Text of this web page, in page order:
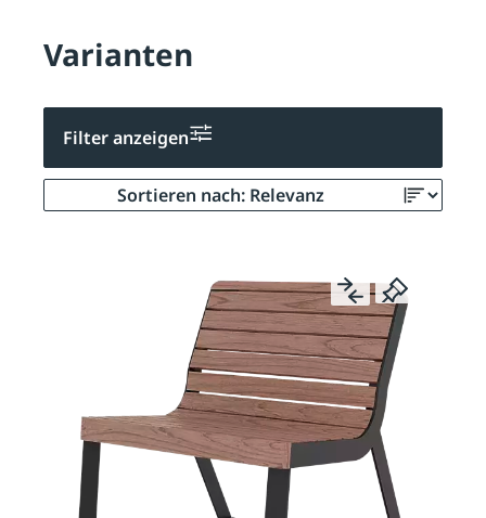
Varianten
Filter anzeigen